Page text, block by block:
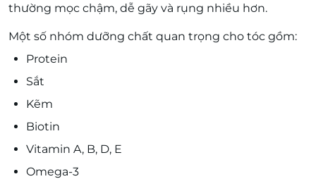
thường mọc chậm, dễ gãy và rụng nhiều hơn.
Một số nhóm dưỡng chất quan trọng cho tóc gồm:
Protein
Sắt
Kẽm
Biotin
Vitamin A, B, D, E
Omega-3